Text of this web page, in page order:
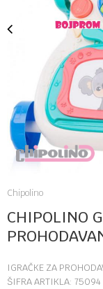
Chipolino
CHIPOLINO
IGRAČKE ZA
ŠIFRA ARTIKLA: 75094